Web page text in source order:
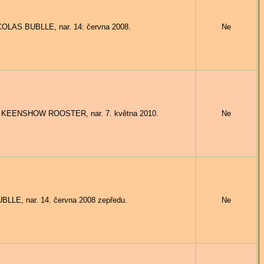
BUBLLE, nar. 14: června 2008. Ne
ROOSTER, nar. 7. května 2010. Ne
nar. 14. června 2008 zepředu. Ne